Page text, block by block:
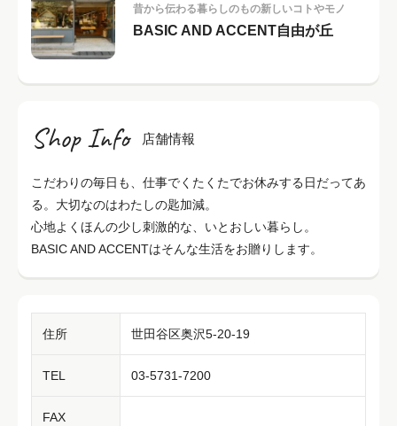
昔から伝わる暮らしのもの新しいコトやモノ
BASIC AND ACCENT自由が丘
Shop Info 店舗情報
こだわりの毎日も、仕事でくたくたでお休みする日だってあ
る。大切なのはわたしの匙加減。
心地よくほんの少し刺激的な、いとおしい暮らし。
BASIC AND ACCENTはそんな生活をお贈りします。
住所 世田谷区奥沢5-20-19
TEL 03-5731-7200
FAX